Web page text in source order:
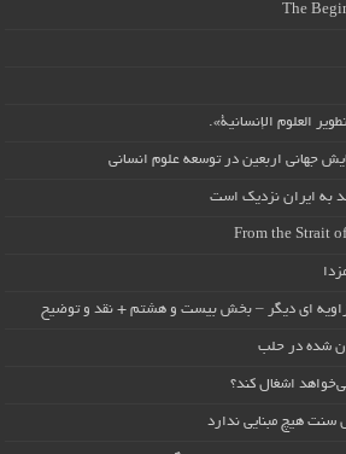
The
العلوم الإنسانية».
جهانی اربعین در توسعه علوم انسانی
به ایران نزدیک است
From the Strait
زاویه ای دیگر – بخش بیست و هشتم + نقد و توضیح
شده در حلب
اشغال کند؟
سنت هیچ مبنایی ندارد